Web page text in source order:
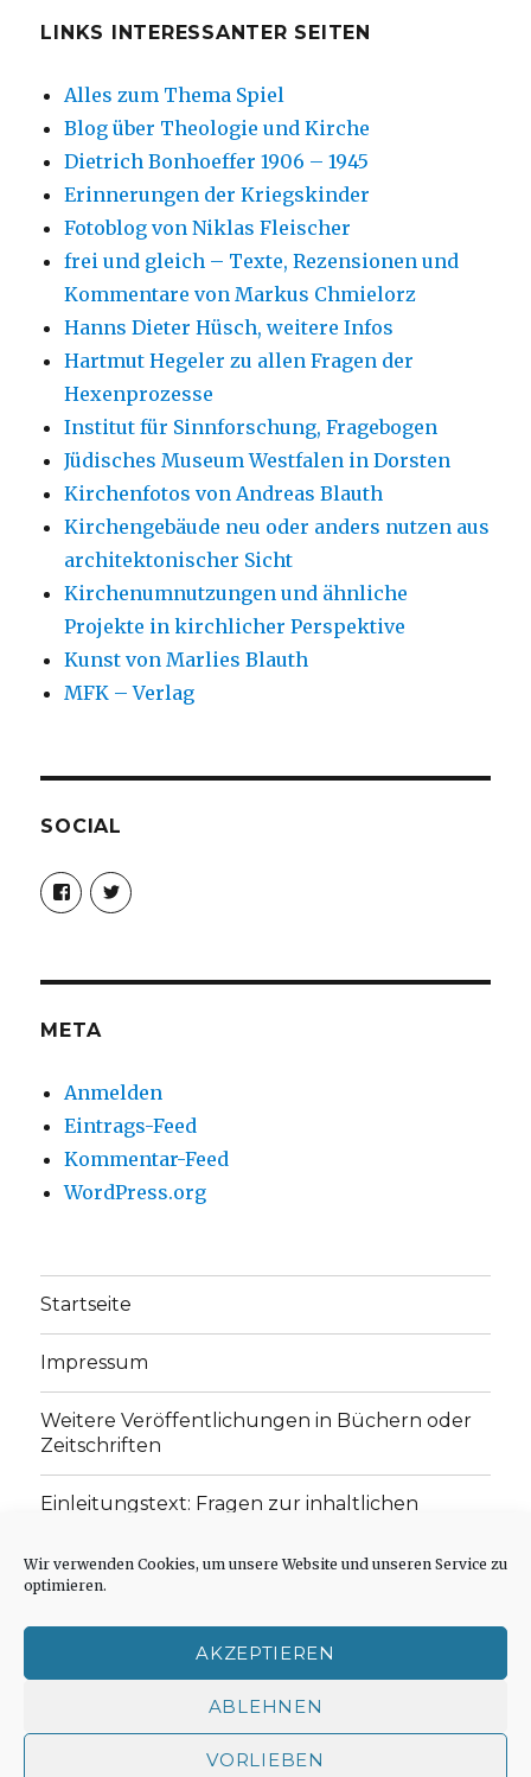
Wir verwenden Cookies, um unsere Website und unseren Service zu
optimieren.
AKZEPTIEREN
ABLEHNEN
VORLIEBEN
LINKS INTERESSANTER SEITEN
Alles zum Thema Spiel
Blog über Theologie und Kirche
Dietrich Bonhoeffer 1906 – 1945
Erinnerungen der Kriegskinder
Fotoblog von Niklas Fleischer
frei und gleich – Texte, Rezensionen und
Kommentare von Markus Chmielorz
Hanns Dieter Hüsch, weitere Infos
Hartmut Hegeler zu allen Fragen der
Hexenprozesse
Institut für Sinnforschung, Fragebogen
Jüdisches Museum Westfalen in Dorsten
Kirchenfotos von Andreas Blauth
Kirchengebäude neu oder anders nutzen aus
architektonischer Sicht
Kirchenumnutzungen und ähnliche
Projekte in kirchlicher Perspektive
Kunst von Marlies Blauth
MFK – Verlag
SOCIAL
Profil
von
christoph.fleischer1
anzeigen
Profil
von
anzeigen
META
Anmelden
Eintrags-Feed
Kommentar-Feed
WordPress.org
Startseite
Impressum
Weitere Veröffentlichungen in Büchern oder
Zeitschriften
Einleitungstext: Fragen zur inhaltlichen
„schwachen Glaubens“
Cookie-Richtlinie (EU)
Impressum